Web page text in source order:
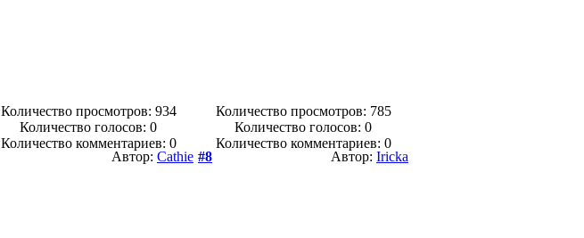
Количество просмотров: 934
Количество голосов: 0
Количество комментариев: 0
Количество просмотров: 785
Количество голосов: 0
Количество комментариев: 0
Автор: Cathie #8 Автор: Iricka